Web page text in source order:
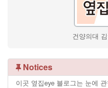
건양의대
Notices
이곳 옆집eye 블로그는 눈에